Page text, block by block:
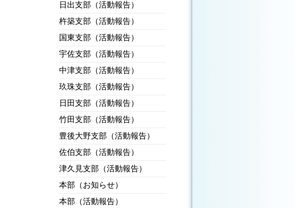
日出支部（活動報告）
杵築支部（活動報告）
国東支部（活動報告）
宇佐支部（活動報告）
中津支部（活動報告）
玖珠支部（活動報告）
日田支部（活動報告）
竹田支部（活動報告）
豊後大野支部（活動報告）
佐伯支部（活動報告）
津久見支部（活動報告）
本部（お知らせ）
本部（活動報告）